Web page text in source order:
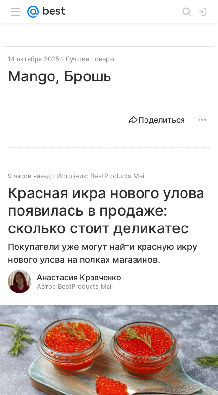
14 октября 2025 Лучшие товары
Mango, Брошь
Поделиться
9 часов назад Источник: BestProducts Mail
Красная икра нового улова
появилась в продаже:
сколько стоит деликатес
Покупатели уже могут найти красную икру
нового улова на полках магазинов.
Анастасия Кравченко
Автор BestProducts Mail